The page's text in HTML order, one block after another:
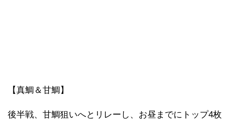
【真鯛＆甘鯛】
後半戦、甘鯛狙いへとリレーし、お昼までにトップ4枚